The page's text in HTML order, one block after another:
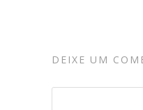
DEIXE UM